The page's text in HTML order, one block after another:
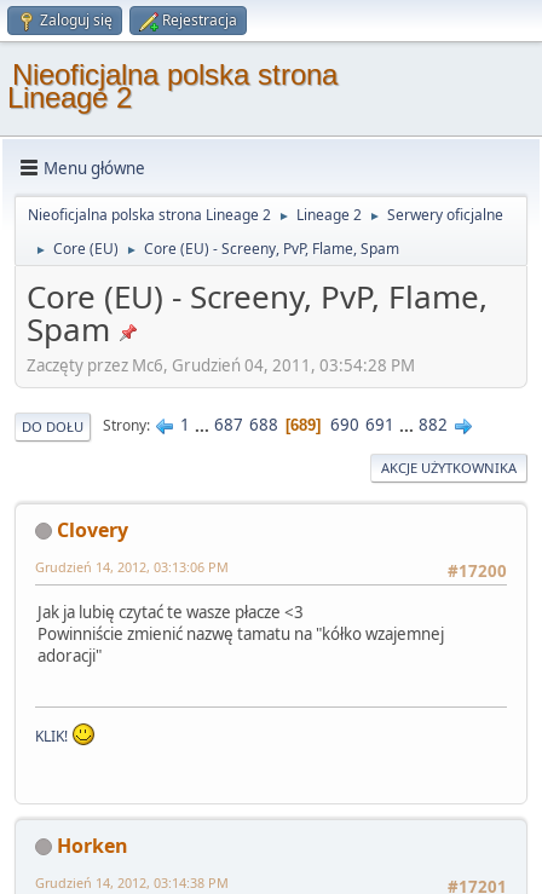
Zaloguj się Rejestracja
Nieoficjalna polska strona
Lineage 2
Menu główne
Nieoficjalna polska strona Lineage 2 ► Lineage 2 ► Serwery oficjalne
► Core (EU) ► Core (EU) - Screeny, PvP, Flame, Spam
Core (EU) - Screeny, PvP, Flame,
Spam
Zaczęty przez Mc6, Grudzień 04, 2011, 03:54:28 PM
DO DOŁU Strony 1 ... 687 688 689 690 691 ... 882
AKCJE UŻYTKOWNIKA
Clovery
#17200
Grudzień 14, 2012, 03:13:06 PM
Jak ja lubię czytać te wasze płacze <3
Powinniście zmienić nazwę tamatu na "kółko wzajemnej
adoracji"
KLIK!
Horken
#17201
Grudzień 14, 2012, 03:14:38 PM